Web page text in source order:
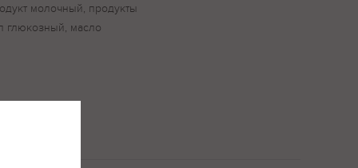
молочный, продукты
глюкозный, масло